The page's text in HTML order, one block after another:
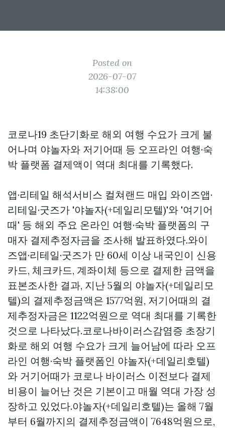
Posted on
2026-07-07
14:38:00
코로나19 초단기화로 해외 여행 수요가 크게 불
어나며 야놀자와 저기어때 등 오프라인 여행·숙
박 플랫폼 결제액이 역대 최대를 기록했다.
앱·리테일 해석서비스 컬쳐랜드 매입 와이즈앱·
리테일·굿즈가 '야놀자(+데일리모텔)'와 '여기어
때' 등 해외 주요 온라인 여행·숙박 플랫폼의 구
매자 결제추정자금을 조사해 발표하였다.와이
즈앱·리테일·굿즈가 만 60세 이상 내국인이 신용
카드, 체크카드, 계좌이체 등으로 결제한 금액을
표본조사한 결과, 지난 5월의 야놀자(+데일리모
텔)의 결제추정금액은 1577억원, 저기어때의 결
제추정자금은 1122억원으로 역대 최대를 기록한
것으로 나타났다.코로나바이러스감염증 초장기
화로 해외 여행 수요가 크게 늘어남에 따라 오프
라인 여행·숙박 플랫폼인 야놀자(+데일리호텔)
와 거기어때가 코로나 바이러스 이전보다 결제
비용이 늘어난 것은 기본이고 매월 역대 가장 성
장하고 있었다.야놀자(+데일리호텔)는 올해 7월
부터 6월까지의 결제추정금액이 7648억원으로,